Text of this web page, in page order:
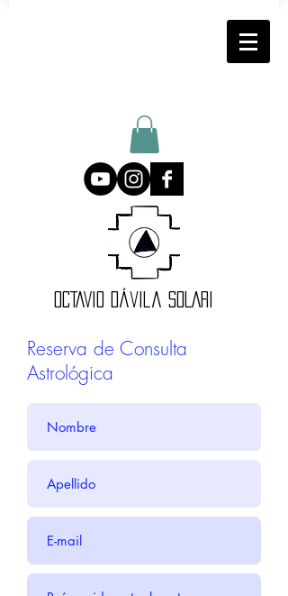
oCTAVIO DÁvila SOLARI
Reserva de Consulta
Astrológica